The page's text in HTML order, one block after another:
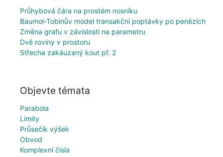
Průhybová čára na prostém nosníku
Baumol-Tobinův model transakční poptávky po penězích
Změna grafu v závislosti na parametru
Dvě roviny v prostoru
Střecha zakáuzaný kout př. 2
Objevte témata
Parabola
Limity
Průsečík výšek
Obvod
Komplexní čísla